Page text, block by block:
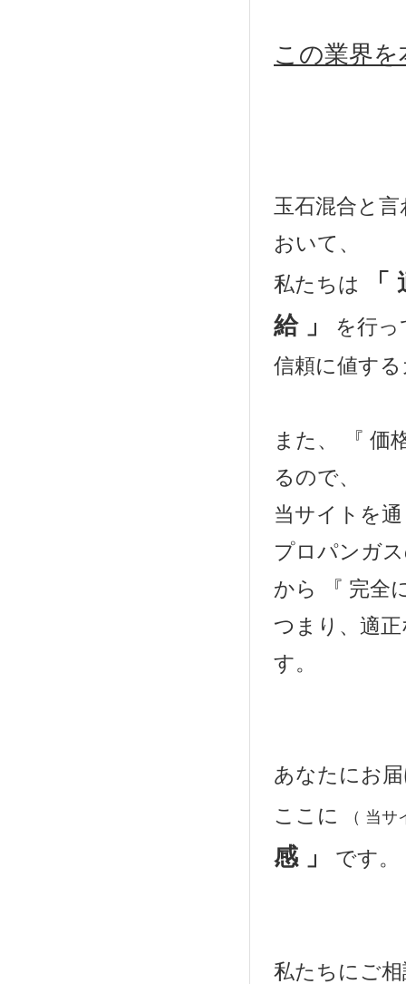
この業界
玉石混合と
おいて、
私たちは
給 」
を行
信頼に値す
また、 『 価
るので、
当サイトを
プロパンガ
から 『 完全
つまり、適
す。
あなたにお
ここに
（ 当
感 」 です。
私たちにご